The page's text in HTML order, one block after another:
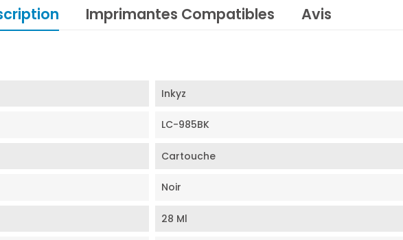
Imprimantes Compatibles Avis
Inkyz
LC-985BK
Cartouche
Noir
28 Ml